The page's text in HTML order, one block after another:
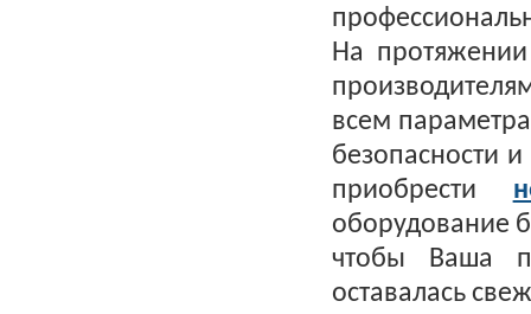
На
всем
безопасности
приобрести
оборудование
чтобы Ваша
оставалась